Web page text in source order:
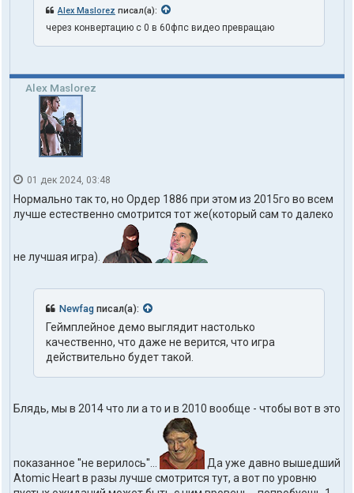
Alex Maslorez писал(а):
через конвертацию с 0 в 60фпс видео превращаю
Alex Maslorez
01 дек 2024, 03:48
Нормально так то, но Ордер 1886 при этом из 2015го во всем
лучше естественно смотрится тот же(который сам то далеко
не лучшая игра).
Newfag писал(а):
Геймплейное демо выглядит настолько
качественно, что даже не верится, что игра
действительно будет такой.
Блядь, мы в 2014 что ли а то и в 2010 вообще - чтобы вот в это
показанное ''не верилось''...
Да уже давно вышедший
Atomic Heart в разы лучше смотрится тут, а вот по уровню